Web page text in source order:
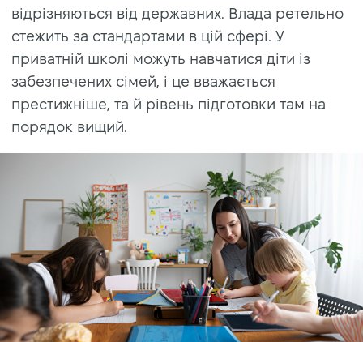
відрізняються від державних. Влада ретельно
стежить за стандартами в цій сфері. У
приватній школі можуть навчатися діти із
забезпечених сімей, і це вважається
престижніше, та й рівень підготовки там на
порядок вищий.